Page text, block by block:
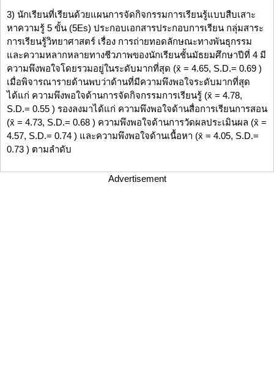
3) นักเรียนที่เรียนด้วยแผนการจัดกิจกรรมการเรียนรู้แบบสืบเสาะ
หาความรู้ 5 ขั้น (5Es) ประกอบเอกสารประกอบการเรียน กลุ่มสาระ
การเรียนรู้วิทยาศาสตร์ เรื่อง การถ่ายทอดลักษณะทางพันธุกรรม
และความหลากหลายทางชีวภาพของนักเรียนชั้นมัธยมศึกษาปีที่ 4 มี
ความพึงพอใจโดยรวมอยู่ในระดับมากที่สุด (x̄ = 4.65, S.D.= 0.69 )
เมื่อพิจารณารายด้านพบว่าด้านที่มีความพึงพอใจระดับมากที่สุด
ได้แก่ ความพึงพอใจด้านการจัดกิจกรรมการเรียนรู้ (x̄ = 4.78,
S.D.= 0.55 ) รองลงมาได้แก่ ความพึงพอใจด้านสื่อการเรียนการสอน
(x̄ = 4.73, S.D.= 0.68 ) ความพึงพอใจด้านการวัดผลประเมินผล (x̄ =
4.57, S.D.= 0.74 ) และความพึงพอใจด้านเนื้อหา (x̄ = 4.05, S.D.=
0.73 ) ตามลำดับ
Advertisement